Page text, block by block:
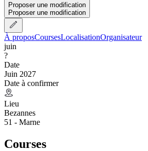
Proposer une modification
Proposer une modification
À proposCoursesLocalisationOrganisateur
juin
?
Date
Juin 2027
Date à confirmer
Lieu
Bezannes
51 - Marne
Courses